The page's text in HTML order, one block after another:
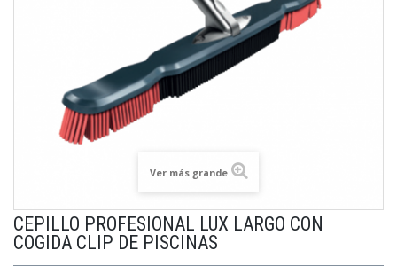
Ver más grande
CEPILLO PROFESIONAL LUX LARGO CON
COGIDA CLIP DE PISCINAS